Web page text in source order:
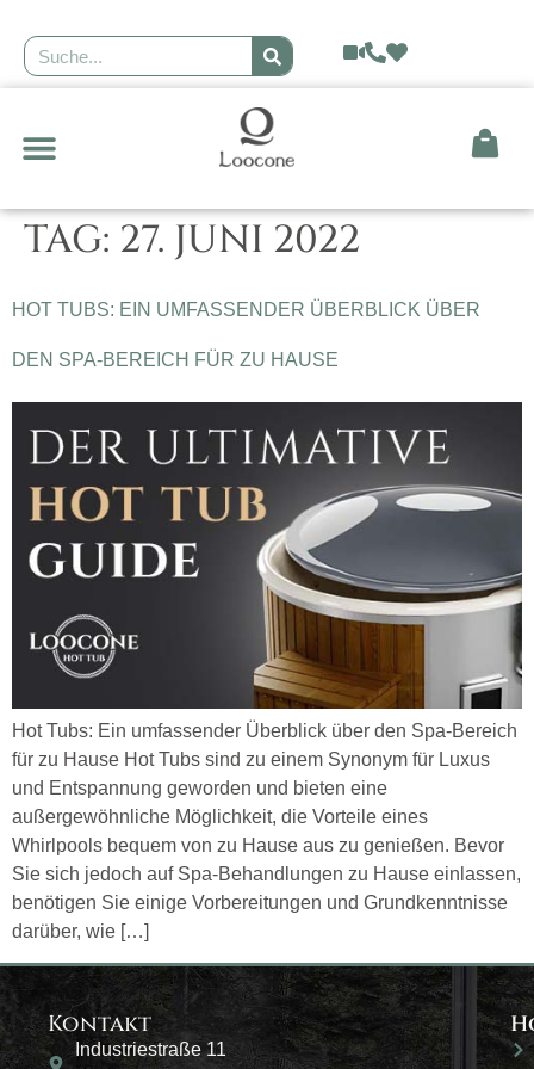
TAG: 27. JUNI 2022
HOT TUBS: EIN UMFASSENDER ÜBERBLICK ÜBER
DEN SPA-BEREICH FÜR ZU HAUSE
Hot Tubs: Ein umfassender Überblick über den Spa-Bereich
für zu Hause Hot Tubs sind zu einem Synonym für Luxus
und Entspannung geworden und bieten eine
außergewöhnliche Möglichkeit, die Vorteile eines
Whirlpools bequem von zu Hause aus zu genießen. Bevor
Sie sich jedoch auf Spa-Behandlungen zu Hause einlassen,
benötigen Sie einige Vorbereitungen und Grundkenntnisse
darüber, wie […]
Kontakt
Industriestraße 11